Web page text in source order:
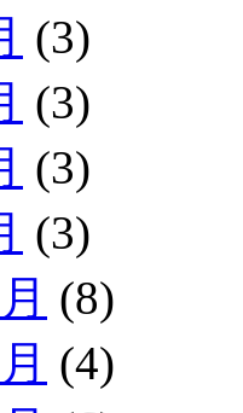
(3)
(3)
(3)
(3)
(8)
(4)